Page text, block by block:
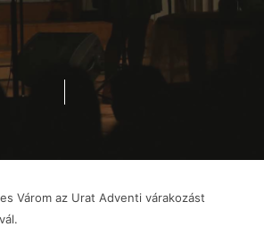
Várom az Urat Adventi várakozást